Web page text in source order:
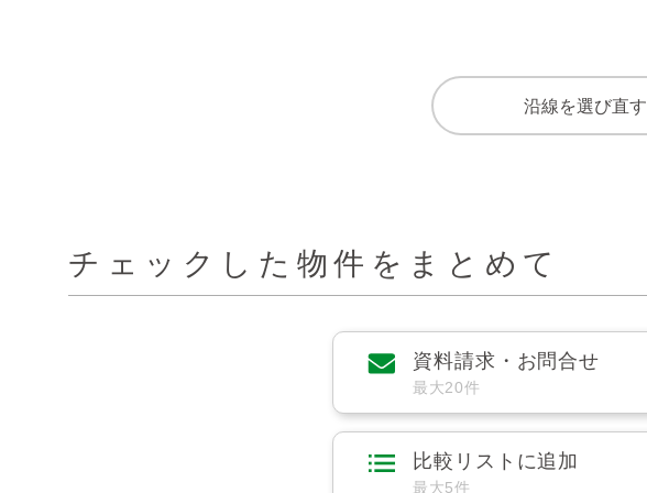
沿線を選び直す
チェックした物件をまとめて
資料請求・お問合せ
最大20件
比較リストに追加
最大5件